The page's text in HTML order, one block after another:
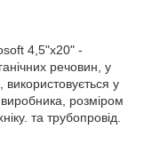
4,5"х20" -
речовин, у
використовується у
розміром
та трубопровід.